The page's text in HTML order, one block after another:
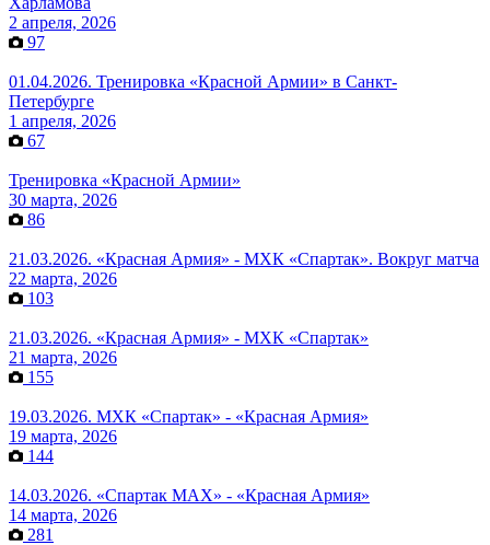
2 апреля, 2026
97
01.04.2026. Тренировка «Красной Армии» в Санкт-
Петербурге
1 апреля, 2026
67
Тренировка «Красной Армии»
30 марта, 2026
86
21.03.2026. «Красная Армия» - МХК «Спартак». Вокруг матча
22 марта, 2026
103
21.03.2026. «Красная Армия» - МХК «Спартак»
21 марта, 2026
155
19.03.2026. МХК «Спартак» - «Красная Армия»
19 марта, 2026
144
14.03.2026. «Спартак МАХ» - «Красная Армия»
14 марта, 2026
281